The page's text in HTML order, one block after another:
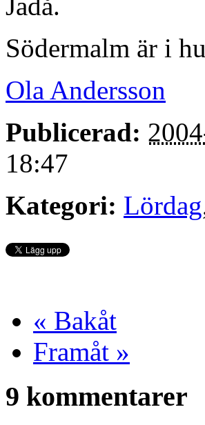
Jadå.
Södermalm är i
Ola Andersson
Publicerad:
18:47
Kategori: Lördag
« Bakåt
Framåt »
9 kommentarer